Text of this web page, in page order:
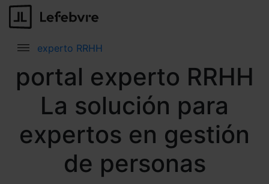
experto RRHH
portal experto RRHH
La solución para
expertos en gestión
de personas